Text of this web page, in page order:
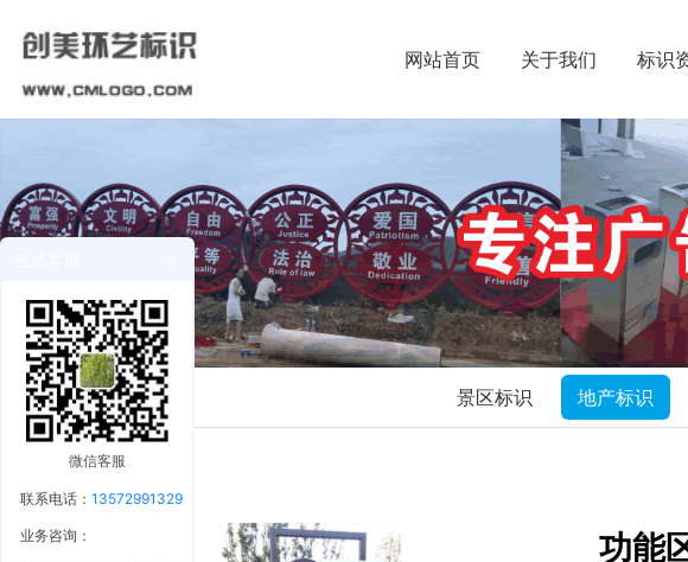
网站首页 关于我们 标识
景区标识 地产标识
功能
微信客服
联系电话：13572991329
业务咨询：